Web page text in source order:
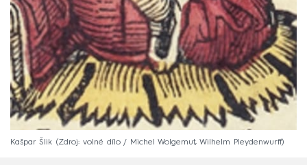
Kašpar Šlik Zdroj: volné dílo / Michel Wolgemut, Wilhelm Pleydenwurff